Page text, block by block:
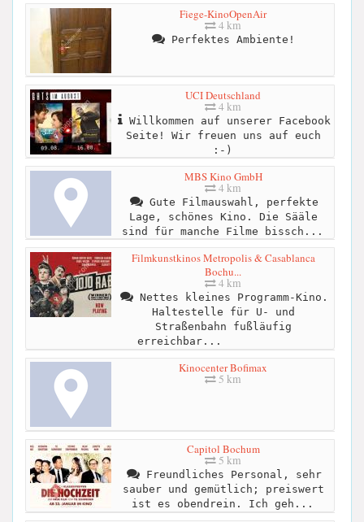
Fiege-KinoOpenAir
4 km
Perfektes Ambiente!
UCI Deutschland
4 km
Willkommen auf unserer Facebook
Seite! Wir freuen uns auf euch
:-)
MBS Kino GmbH
4 km
Gute Filmauswahl, perfekte
Lage, schönes Kino. Die Sääle
sind für manche Filme bissch...
Filmkunstkinos Metropolis & Casablanca
Bochu...
4 km
Nettes kleines Programm-Kino.
Haltestelle für U- und
Straßenbahn fußläufig
erreichbar...
Kinocenter Bofimax
5 km
Capitol Bochum
5 km
Freundliches Personal, sehr
sauber und gemütlich; preiswert
ist es obendrein. Ich geh...